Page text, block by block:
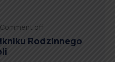
Comment off
Rodzinnego